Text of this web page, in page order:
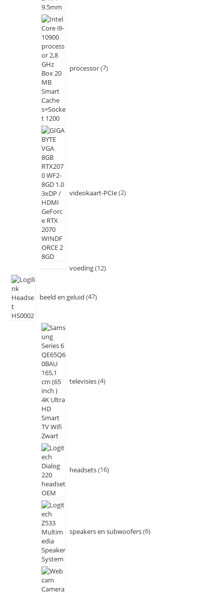
processor 7
videokaart-PCIe 2
voeding 12
beeld en geluid 47
televisies 4
headsets 16
speakers en subwoofers 6